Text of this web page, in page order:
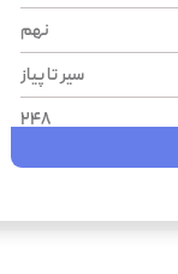
نهم
سیر تا پیاز
248
1404